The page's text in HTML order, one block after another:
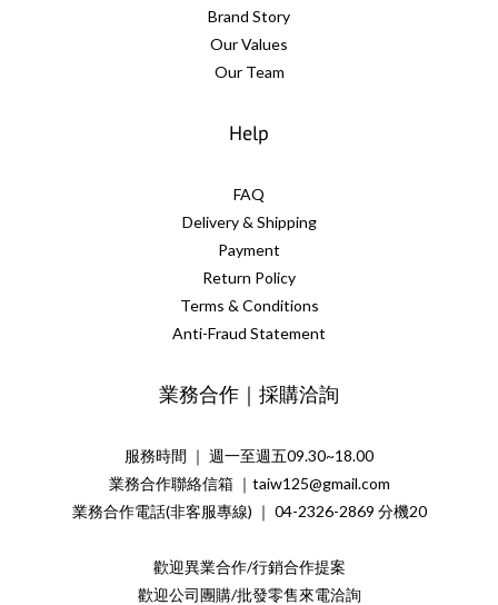
Brand Story
Our Values
Our Team
Help
FAQ
Delivery & Shipping
Payment
Return Policy
Terms & Conditions
Anti-Fraud Statement
業務合作｜採購洽詢
服務時間 ｜ 週一至週五09.30~18.00
業務合作聯絡信箱 ｜taiw125@gmail.com
業務合作電話(非客服專線) ｜ 04-2326-2869 分機20
歡迎異業合作/行銷合作提案
歡迎公司團購/批發零售來電洽詢